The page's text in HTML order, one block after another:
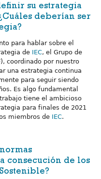
su estrategia
deberían ser
para hablar sobre el
de IEC, el Grupo de
coordinado por nuestro
una estrategia continua
para seguir siendo
Es algo fundamental
tiene el ambicioso
para finales de 2021
miembros de IEC.
consecución de los